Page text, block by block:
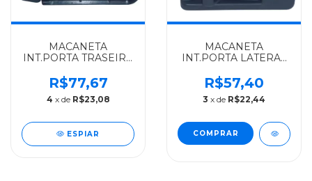
MACANETA
INT.PORTA TRASEIRA
DUCATO - 911752
R$77,67
4 x de R$23,08
ESPIAR
MACANETA
INT.PORTA LATERAL
DUCATO - 130513865
R$57,40
3 x de R$22,44